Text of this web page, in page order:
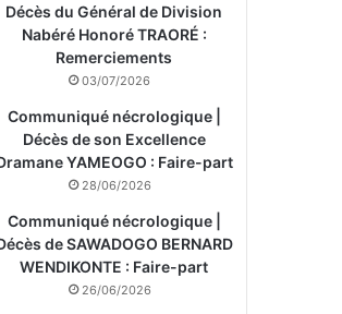
Décès du Général de Division
Nabéré Honoré TRAORÉ :
Remerciements
03/07/2026
Communiqué nécrologique |
Décès de son Excellence
YAMEOGO : Faire-part
28/06/2026
Communiqué nécrologique |
de SAWADOGO BERNARD
WENDIKONTE : Faire-part
26/06/2026